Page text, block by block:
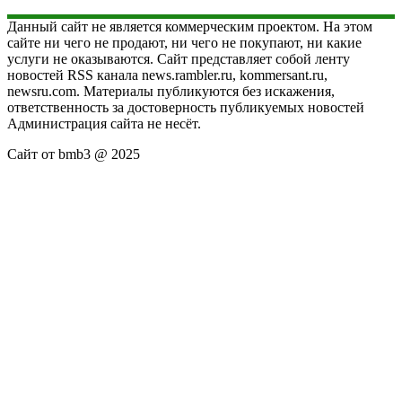
Данный сайт не является коммерческим проектом. На этом
сайте ни чего не продают, ни чего не покупают, ни какие
услуги не оказываются. Сайт представляет собой ленту
новостей RSS канала news.rambler.ru, kommersant.ru,
newsru.com. Материалы публикуются без искажения,
ответственность за достоверность публикуемых новостей
Администрация сайта не несёт.
Сайт от bmb3 @ 2025